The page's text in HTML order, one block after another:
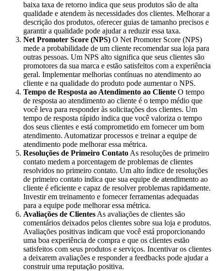
baixa taxa de retorno indica que seus produtos são de alta
qualidade e atendem às necessidades dos clientes. Melhorar a
descrição dos produtos, oferecer guias de tamanho precisos e
garantir a qualidade pode ajudar a reduzir essa taxa.
Net Promoter Score (NPS) O Net Promoter Score (NPS)
mede a probabilidade de um cliente recomendar sua loja para
outras pessoas. Um NPS alto significa que seus clientes são
promotores da sua marca e estão satisfeitos com a experiência
geral. Implementar melhorias contínuas no atendimento ao
cliente e na qualidade do produto pode aumentar o NPS.
Tempo de Resposta ao Atendimento ao Cliente O tempo
de resposta ao atendimento ao cliente é o tempo médio que
você leva para responder às solicitações dos clientes. Um
tempo de resposta rápido indica que você valoriza o tempo
dos seus clientes e está comprometido em fornecer um bom
atendimento. Automatizar processos e treinar a equipe de
atendimento pode melhorar essa métrica.
Resoluções de Primeiro Contato As resoluções de primeiro
contato medem a porcentagem de problemas de clientes
resolvidos no primeiro contato. Um alto índice de resoluções
de primeiro contato indica que sua equipe de atendimento ao
cliente é eficiente e capaz de resolver problemas rapidamente.
Investir em treinamento e fornecer ferramentas adequadas
para a equipe pode melhorar essa métrica.
Avaliações de Clientes As avaliações de clientes são
comentários deixados pelos clientes sobre sua loja e produtos.
Avaliações positivas indicam que você está proporcionando
uma boa experiência de compra e que os clientes estão
satisfeitos com seus produtos e serviços. Incentivar os clientes
a deixarem avaliações e responder a feedbacks pode ajudar a
construir uma reputação positiva.